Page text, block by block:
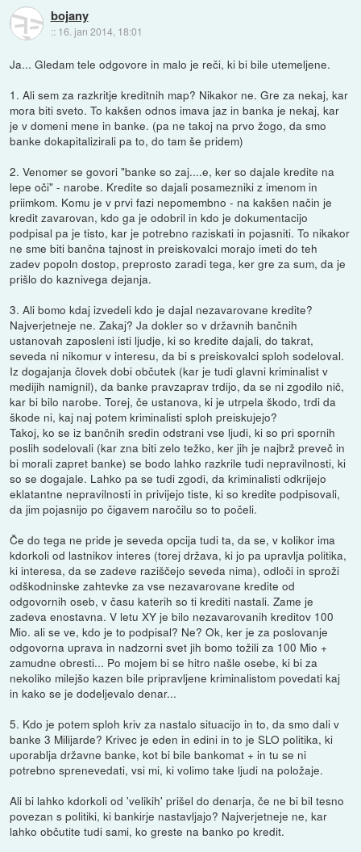
bojany
:: 16. jan 2014, 18:01
Ja... Gledam tele odgovore in malo je reči, ki bi bile utemeljene.
1. Ali sem za razkritje kreditnih map? Nikakor ne. Gre za nekaj, kar
mora biti sveto. To kakšen odnos imava jaz in banka je nekaj, kar
je v domeni mene in banke. (pa ne takoj na prvo žogo, da smo
banke dokapitalizirali pa to, do tam še pridem)
2. Venomer se govori "banke so zaj....e, ker so dajale kredite na
lepe oči" - narobe. Kredite so dajali posamezniki z imenom in
priimkom. Komu je v prvi fazi nepomembno - na kakšen način je
kredit zavarovan, kdo ga je odobril in kdo je dokumentacijo
podpisal pa je tisto, kar je potrebno raziskati in pojasniti. To nikakor
ne sme biti bančna tajnost in preiskovalci morajo imeti do teh
zadev popoln dostop, preprosto zaradi tega, ker gre za sum, da je
prišlo do kaznivega dejanja.
3. Ali bomo kdaj izvedeli kdo je dajal nezavarovane kredite?
Najverjetneje ne. Zakaj? Ja dokler so v državnih bančnih
ustanovah zaposleni isti ljudje, ki so kredite dajali, do takrat,
seveda ni nikomur v interesu, da bi s preiskovalci sploh sodeloval.
Iz dogajanja človek dobi občutek (kar je tudi glavni kriminalist v
medijih namignil), da banke pravzaprav trdijo, da se ni zgodilo nič,
kar bi bilo narobe. Torej, če ustanova, ki je utrpela škodo, trdi da
škode ni, kaj naj potem kriminalisti sploh preiskujejo?
Takoj, ko se iz bančnih sredin odstrani vse ljudi, ki so pri spornih
poslih sodelovali (kar zna biti zelo težko, ker jih je najbrž preveč in
bi morali zapret banke) se bodo lahko razkrile tudi nepravilnosti, ki
so se dogajale. Lahko pa se tudi zgodi, da kriminalisti odkrijejo
eklatantne nepravilnosti in privijejo tiste, ki so kredite podpisovali,
da jim pojasnijo po čigavem naročilu so to počeli.
Če do tega ne pride je seveda opcija tudi ta, da se, v kolikor ima
kdorkoli od lastnikov interes (torej država, ki jo pa upravlja politika,
ki interesa, da se zadeve raziščejo seveda nima), odloči in sproži
odškodninske zahtevke za vse nezavarovane kredite od
odgovornih oseb, v času katerih so ti krediti nastali. Zame je
zadeva enostavna. V letu XY je bilo nezavarovanih kreditov 100
Mio. ali se ve, kdo je to podpisal? Ne? Ok, ker je za poslovanje
odgovorna uprava in nadzorni svet jih bomo tožili za 100 Mio +
zamudne obresti... Po mojem bi se hitro našle osebe, ki bi za
nekoliko milejšo kazen bile pripravljene kriminalistom povedati kaj
in kako se je dodeljevalo denar...
5. Kdo je potem sploh kriv za nastalo situacijo in to, da smo dali v
banke 3 Milijarde? Krivec je eden in edini in to je SLO politika, ki
uporablja državne banke, kot bi bile bankomat + in tu se ni
potrebno sprenevedati, vsi mi, ki volimo take ljudi na položaje.
Ali bi lahko kdorkoli od 'velikih' prišel do denarja, če ne bi bil tesno
povezan s politiki, ki bankirje nastavljajo? Najverjetneje ne, kar
lahko občutite tudi sami, ko greste na banko po kredit.